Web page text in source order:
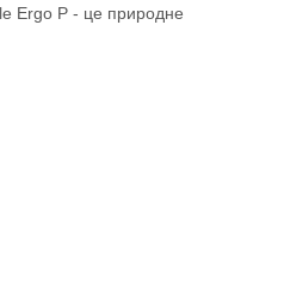
Ergo P - це природне